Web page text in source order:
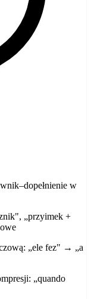
w
„przyimek +
„ele fez" → „a
„quando